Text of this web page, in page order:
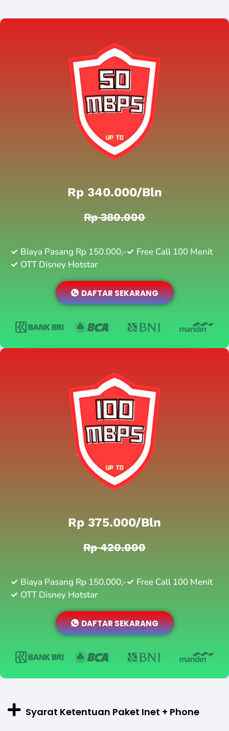
Rp 340.000/bln
Rp 380.000
Biaya Pasang Rp 150.000,-
Free Call 100 Menit
OTT Disney Hotstar
DAFTAR SEKARANG
Rp 375.000/bln
Rp 420.000
Biaya Pasang Rp 150.000,-
Free Call 100 Menit
OTT Disney Hotstar
DAFTAR SEKARANG
Syarat Ketentuan Paket Inet + Phone